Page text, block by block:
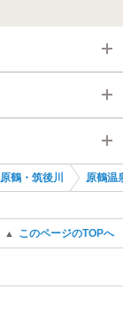
原鶴・筑後川 原鶴温
▲ このページのTOPへ